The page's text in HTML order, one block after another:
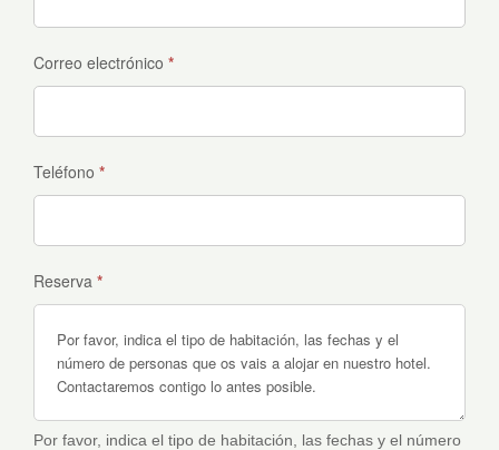
Correo electrónico *
Teléfono *
Reserva *
Por favor, indica el tipo de habitación, las fechas y el número